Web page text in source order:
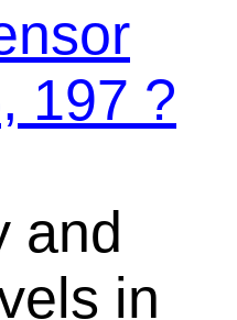
197 ?
and
in